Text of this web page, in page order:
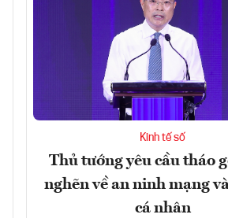
Kinh tế số
Thủ tướng yêu cầu tháo
nghẽn về an ninh mạng
cá nhân